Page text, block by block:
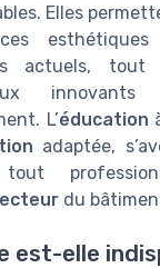
Elles
actuels, tout
innovants
L’éducation
adaptée,
du
est-elle